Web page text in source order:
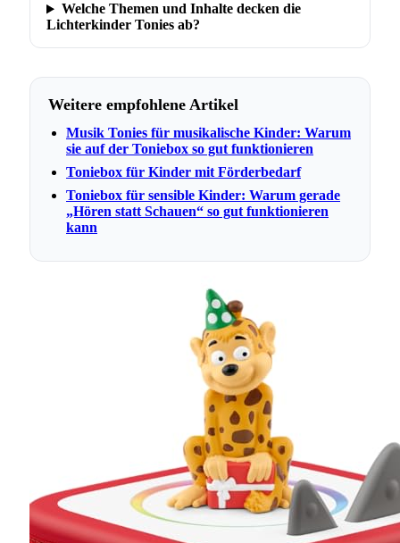
Welche Themen und Inhalte decken die
Lichterkinder Tonies ab?
Weitere empfohlene Artikel
Musik Tonies für musikalische Kinder: Warum
sie auf der Toniebox so gut funktionieren
Toniebox für Kinder mit Förderbedarf
Toniebox für sensible Kinder: Warum gerade
„Hören statt Schauen“ so gut funktionieren
kann